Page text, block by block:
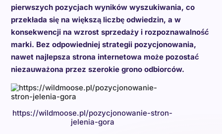
pierwszych pozycjach wyników wyszukiwania, co
przekłada się na większą liczbę odwiedzin, a w
konsekwencji na wzrost sprzedaży i rozpoznawalność
marki. Bez odpowiedniej strategii pozycjonowania,
nawet najlepsza strona internetowa może pozostać
niezauważona przez szerokie grono odbiorców.
https://wildmoose.pl/pozycjonowanie-stron-
jelenia-gora